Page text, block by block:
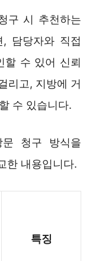
구 시 추천하는
, 담당자와 직접
할 수 있어 신뢰
리고, 지방에 거
수 있습니다.
청구 방식을
한 내용입니다.
특징